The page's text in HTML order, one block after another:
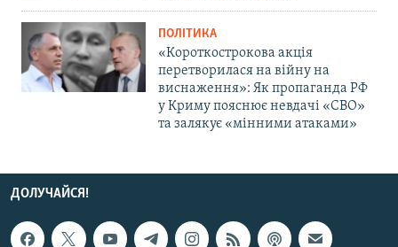
ПОЛІТИКА
«Короткострокова акція
перетворилася на війну на
виснаження»: Як пропаганда РФ
у Криму пояснює невдачі «СВО»
та залякує «мінними атаками»
ДОЛУЧАЙСЯ!